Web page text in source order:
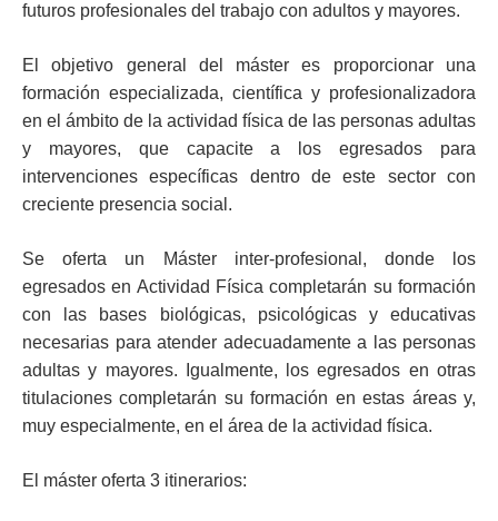
futuros profesionales del trabajo con adultos y mayores.
El objetivo general del máster es proporcionar una
formación especializada, científica y profesionalizadora
en el ámbito de la actividad física de las personas adultas
y mayores, que capacite a los egresados para
intervenciones específicas dentro de este sector con
creciente presencia social.
Se oferta un Máster inter-profesional, donde los
egresados en Actividad Física completarán su formación
con las bases biológicas, psicológicas y educativas
necesarias para atender adecuadamente a las personas
adultas y mayores. Igualmente, los egresados en otras
titulaciones completarán su formación en estas áreas y,
muy especialmente, en el área de la actividad física.
El máster oferta 3 itinerarios: